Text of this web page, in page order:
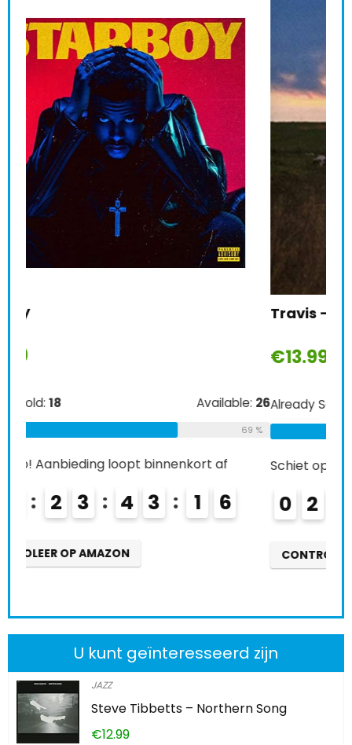
Travis – Where You Stand
€
Already Sold: Available:31
Schiet op! Aanbieding loopt binnenkort af
0 2 3 4 5
CONTROLEER OP AMAZON
U kunt geïnteresseerd zijn
JAZZ
Steve Tibbetts – Northern Song
€12.99